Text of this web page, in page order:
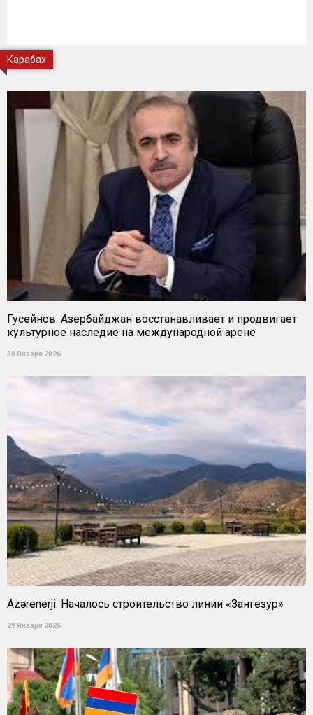
Карабах
Гусейнов: Азербайджан восстанавливает и продвигает
культурное наследие на международной арене
30 Января 2026
Azərenerji: Началось строительство линии «Зангезур»
29 Января 2026